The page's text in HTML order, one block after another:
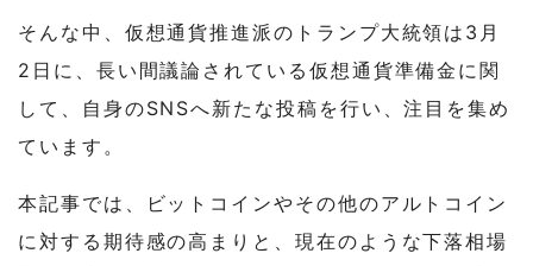
そんな中、仮想通貨推進派のトランプ大統領は3月
2日に、長い間議論されている仮想通貨準備金に関
して、自身のSNSへ新たな投稿を行い、注目を集め
ています。
本記事では、ビットコインやその他のアルトコイン
に対する期待感の高まりと、現在のような下落相場